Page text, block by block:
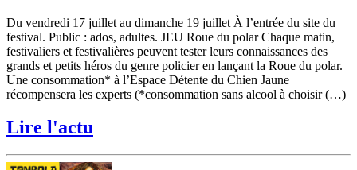
Du vendredi 17 juillet au dimanche 19 juillet À l’entrée du site du
festival. Public : ados, adultes. JEU Roue du polar Chaque matin,
festivaliers et festivalières peuvent tester leurs connaissances des
grands et petits héros du genre policier en lançant la Roue du polar.
Une consommation* à l’Espace Détente du Chien Jaune
récompensera les experts (*consommation sans alcool à choisir (…)
Lire l'actu